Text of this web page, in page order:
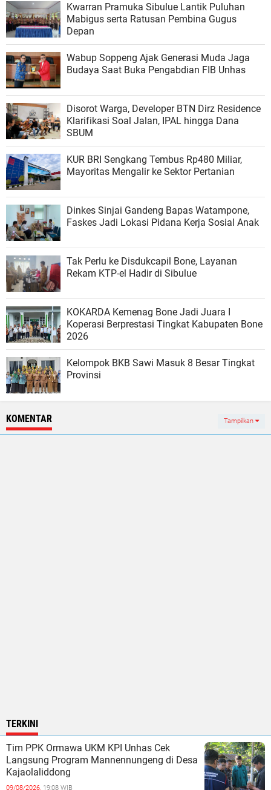
Kwarran Pramuka Sibulue Lantik Puluhan
Mabigus serta Ratusan Pembina Gugus
Depan
Wabup Soppeng Ajak Generasi Muda Jaga
Budaya Saat Buka Pengabdian FIB Unhas
Disorot Warga, Developer BTN Dirz Residence
Klarifikasi Soal Jalan, IPAL hingga Dana
SBUM
KUR BRI Sengkang Tembus Rp480 Miliar,
Mayoritas Mengalir ke Sektor Pertanian
Dinkes Sinjai Gandeng Bapas Watampone,
Faskes Jadi Lokasi Pidana Kerja Sosial Anak
Tak Perlu ke Disdukcapil Bone, Layanan
Rekam KTP-el Hadir di Sibulue
KOKARDA Kemenag Bone Jadi Juara I
Koperasi Berprestasi Tingkat Kabupaten Bone
2026
Kelompok BKB Sawi Masuk 8 Besar Tingkat
Provinsi
KOMENTAR Tampilkan
TERKINI
Tim PPK Ormawa UKM KPI Unhas Cek
Langsung Program Mannennungeng di Desa
Kajaolaliddong
09/08/2026, 19:08 WIB